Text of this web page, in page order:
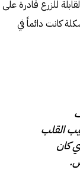
للزرع قادرة على
كانت دائماً في
القلب
كان